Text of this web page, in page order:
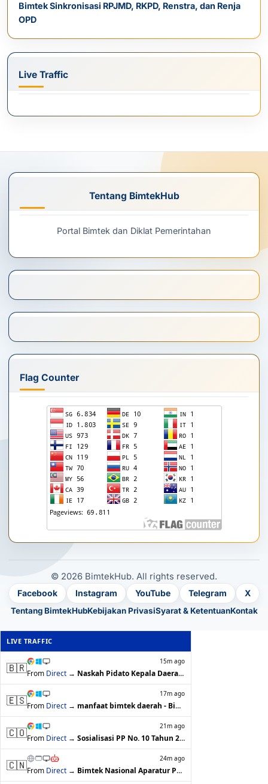
Bimtek Sinkronisasi RPJMD, RKPD, Renstra, dan Renja
OPD
Live Traffic
Tentang BimtekHub
Portal Bimtek dan Diklat Pemerintahan
Flag Counter
© 2026 BimtekHub. All rights reserved.
Facebook Instagram YouTube Telegram X
Tentang BimtekHubKebijakan PrivasiSyarat & KetentuanKontak
LIVE TRAFFIC
🇧🇷 15m ago
From Direct → Naskah Pidato Kepala Daerah - BimtekHub
🇪🇸 17m ago
From Direct → manfaat bimtek daerah - BimtekHub
🇨🇴 21m ago
From Direct → Sosialisasi PP No. 10 Tahun 2021 Tenta…
🇨🇳 24m ago
From Direct → Bimtek Nasional Aparatur Pemerintah di…